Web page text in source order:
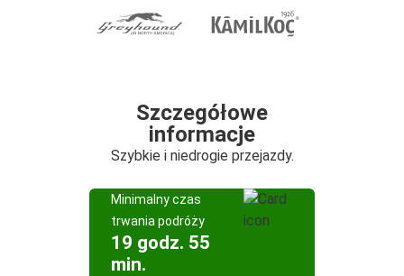
Szczegółowe
informacje
Szybkie i niedrogie przejazdy.
Minimalny czas
trwania podróży
19 godz. 55
min.